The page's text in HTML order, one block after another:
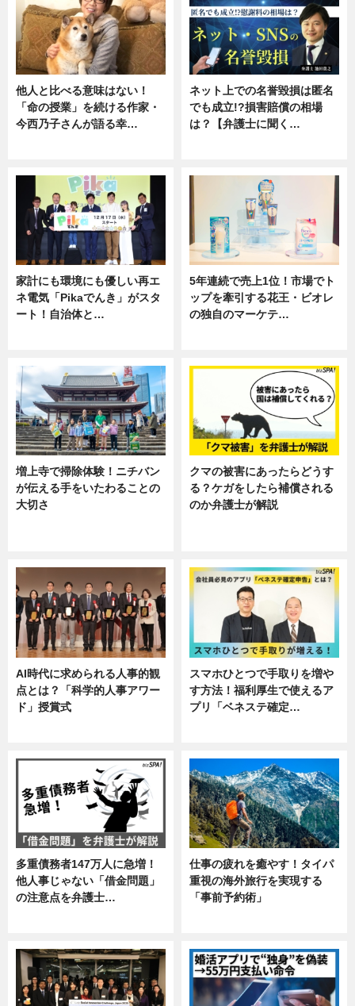
他人と比べる意味はない！
「命の授業」を続ける作家・
今西乃子さんが語る幸…
ネット上での名誉毀損は匿名
でも成立!?損害賠償の相場
は？【弁護士に聞く…
家計にも環境にも優しい再エ
ネ電気「Pikaでんき」がスタ
ート！自治体と…
5年連続で売上1位！市場でト
ップを牽引する花王・ビオレ
の独自のマーケテ…
増上寺で掃除体験！ニチバン
が伝える手をいたわることの
大切さ
クマの被害にあったらどうす
る？ケガをしたら補償される
のか弁護士が解説
AI時代に求められる人事的観
点とは？「科学的人事アワー
ド」授賞式
スマホひとつで手取りを増や
す方法！福利厚生で使えるア
プリ「ベネステ確定…
多重債務者147万人に急増！
他人事じゃない「借金問題」
の注意点を弁護士…
仕事の疲れを癒やす！タイパ
重視の海外旅行を実現する
「事前予約術」